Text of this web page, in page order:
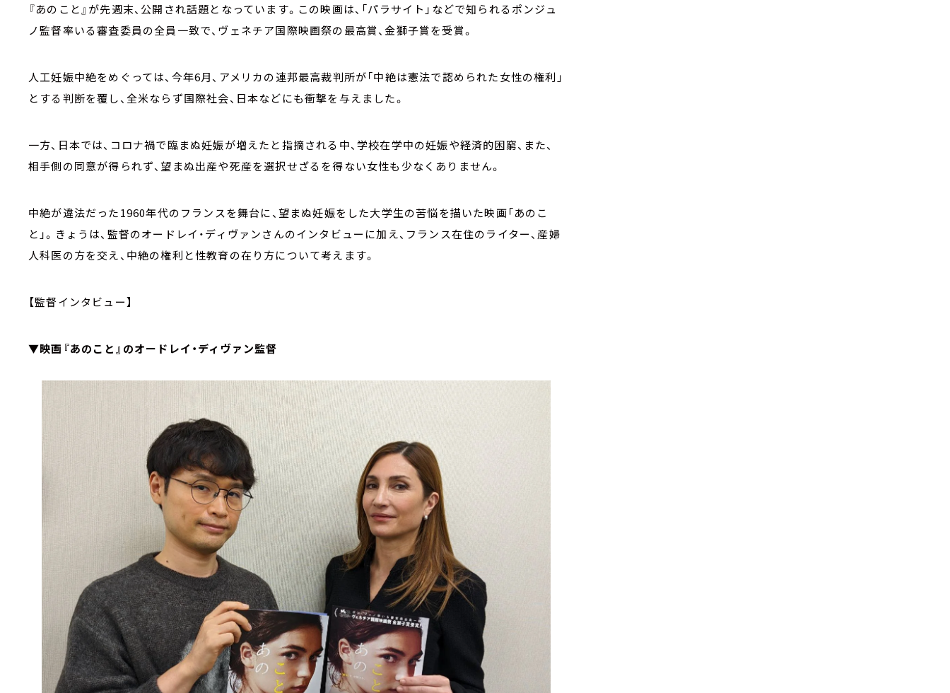
『あのこと』が先週末、公開され話題となっています。この映画は、「パラサイト」などで知られるポンジュ
ノ監督率いる審査委員の全員一致で、ヴェネチア国際映画祭の最高賞、金獅子賞を受賞。
人工妊娠中絶をめぐっては、今年6月、アメリカの連邦最高裁判所が「中絶は憲法で認められた女性の権利」
とする判断を覆し、全米ならず国際社会、日本などにも衝撃を与えました。
一方、日本では、コロナ禍で臨まぬ妊娠が増えたと指摘される中、学校在学中の妊娠や経済的困窮、また、
相手側の同意が得られず、望まぬ出産や死産を選択せざるを得ない女性も少なくありません。
中絶が違法だった1960年代のフランスを舞台に、望まぬ妊娠をした大学生の苦悩を描いた映画「あのこ
と」。きょうは、監督のオードレイ・ディヴァンさんのインタビューに加え、フランス在住のライター、産婦
人科医の方を交え、中絶の権利と性教育の在り方について考えます。
【監督インタビュー】
▼映画『あのこと』のオードレイ・ディヴァン監督